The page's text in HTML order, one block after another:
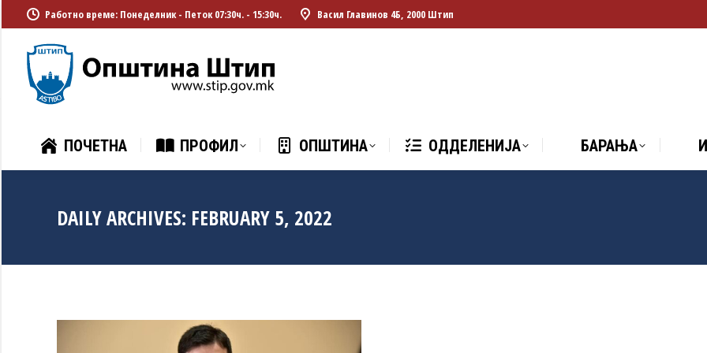
Работно време: Понеделник - Петок 07:30ч. - 15:30ч. Васил Главинов 4Б, 2000 Штип
ПОЧЕТНА ПРОФИЛ ОПШТИНА ОДДЕЛЕНИЈА БАРАЊА
DAILY ARCHIVES: FEBRUARY 5, 2022
ПОЧЕТНА ПРОФИЛ ОПШТИНА ОДДЕЛЕНИЈА БАРАЊА